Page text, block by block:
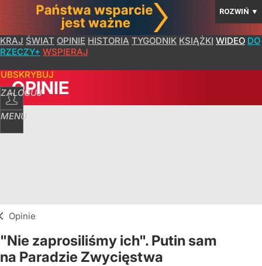
ROZWIŃ ▼
KRAJ ŚWIAT OPINIE HISTORIA TYGODNIK KSIĄŻKI WIDEO DO
RZECZY+ WSPIERAJ
ZALOGUJ
MENU
OPINIE
Opinie
"Nie zaprosiliśmy ich". Putin sam
na Paradzie Zwycięstwa